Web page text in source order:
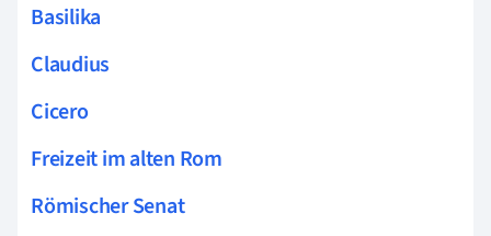
Basilika
Claudius
Cicero
Freizeit im alten Rom
Römischer Senat